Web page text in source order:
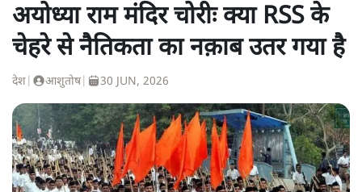
अयोध्या राम मंदिर चोरीः क्या RSS के
चेहरे से नैतिकता का नक़ाब उतर गया है
देश आशुतोष| 30 JUN, 2026